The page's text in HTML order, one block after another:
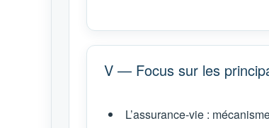
V — Focus sur les
L’assurance-vie :